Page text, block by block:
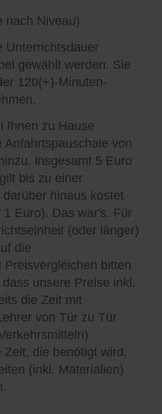
nach Niveau)
Unterrichtsdauer
gewählt werden. Sie
120(+)-Minuten-
Ihnen zu Hause
von
insgesamt 5 Euro
bis zu einer
hinaus kostet
Euro). Das war's. Für
(oder länger)
die
bitten
unsere Preise inkl.
die Zeit mit
von Tür zu Tür
Zeit, die benötigt wird,
(inkl. Materialien)